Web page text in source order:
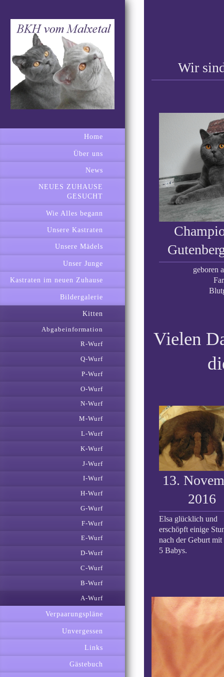
Home
Über uns
News
NEUES ZUHAUSE
GESUCHT
Wie Alles begann
Unsere Kastraten
Unsere Mädels
Unser Junge
Kastraten im neuen Zuhause
Bildergalerie
Kitten
Abgabeinformation
R-Wurf
Q-Wurf
P-Wurf
O-Wurf
N-Wurf
M-Wurf
L-Wurf
K-Wurf
J-Wurf
I-Wurf
H-Wurf
G-Wurf
F-Wurf
E-Wurf
D-Wurf
C-Wurf
B-Wurf
A-Wurf
Verpaarungspläne
Unvergessen
Links
Gästebuch
Wir
geboren
Vielen
13.
2016
Elsa glücklich und
erschöpft einige
nach der Geburt mit
5 Babys.